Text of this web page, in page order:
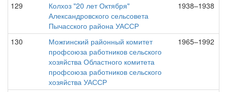
129
Колхоз "20 лет Октября"
Александровского сельсовета
Пычасского района УАССР
1938–1938
130
Можгинский районный комитет
профсоюза работников сельского
хозяйства Областного комитета
профсоюза работников сельского
хозяйства УАССР
1965–1992